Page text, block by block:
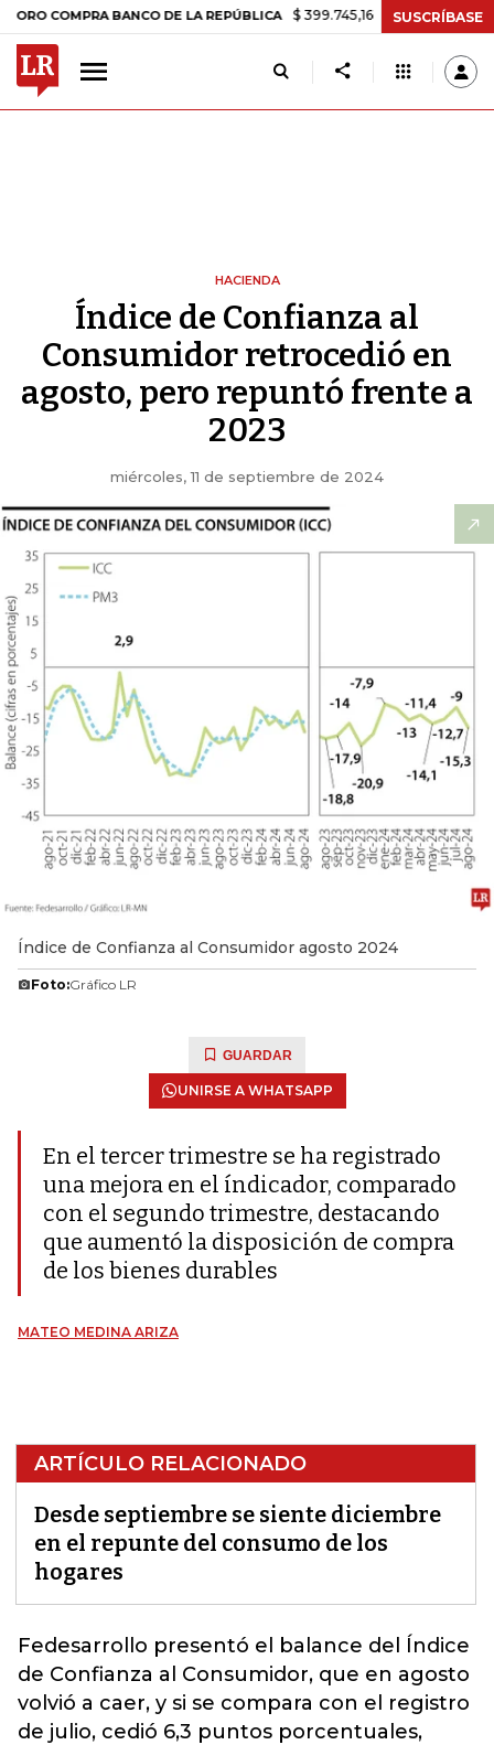
BANCO DE LA REPÚBLICA $ 399.745,16 +$ 2.295,71 +0,58%
SUSCRÍBASE
HACIENDA
Índice de Confianza al
Consumidor retrocedió en
agosto, pero repuntó frente a
2023
miércoles, 11 de septiembre de 2024
Índice de Confianza al Consumidor agosto 2024
Foto:Gráfico LR
GUARDAR
UNIRSE A WHATSAPP
En el tercer trimestre se ha registrado
una mejora en el índicador, comparado
con el segundo trimestre, destacando
que aumentó la disposición de compra
de los bienes durables
MATEO MEDINA ARIZA
ARTÍCULO RELACIONADO
Desde septiembre se siente diciembre
en el repunte del consumo de los
hogares
Fedesarrollo presentó el balance del Índice
de Confianza al Consumidor, que en agosto
volvió a caer, y si se compara con el registro
de julio, cedió 6,3 puntos porcentuales,